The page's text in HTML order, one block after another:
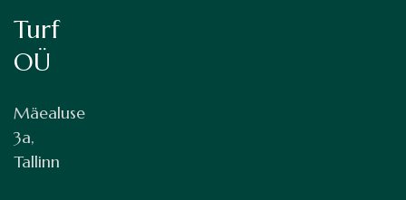
Turf
OÜ
Mäealuse
3a,
Tallinn